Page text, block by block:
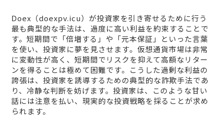
Doex（doexpv.icu）が投資家を引き寄せるために行う
最も典型的な手法は、過度に高い利益を約束することで
す。短期間で「倍増する」や「元本保証」といった言葉
を使い、投資家に夢を見させます。仮想通貨市場は非常
に変動性が高く、短期間でリスクを抑えて高額なリター
ンを得ることは極めて困難です。こうした過剰な利益の
誇張は、投資家を誘導するための典型的な詐欺手法であ
り、冷静な判断を妨げます。投資家は、このような甘い
話には注意を払い、現実的な投資戦略を採ることが求め
られます。